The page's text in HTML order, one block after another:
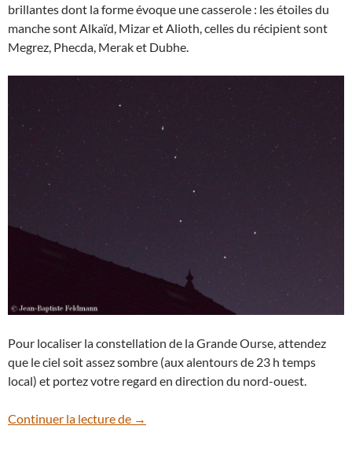
brillantes dont la forme évoque une casserole : les étoiles du
manche sont Alkaïd, Mizar et Alioth, celles du récipient sont
Megrez, Phecda, Merak et Dubhe.
Pour localiser la constellation de la Grande Ourse, attendez
que le ciel soit assez sombre (aux alentours de 23 h temps
local) et portez votre regard en direction du nord-ouest.
Continuer la lecture de Zoom sur la Grande Ourse un soir d’été
→